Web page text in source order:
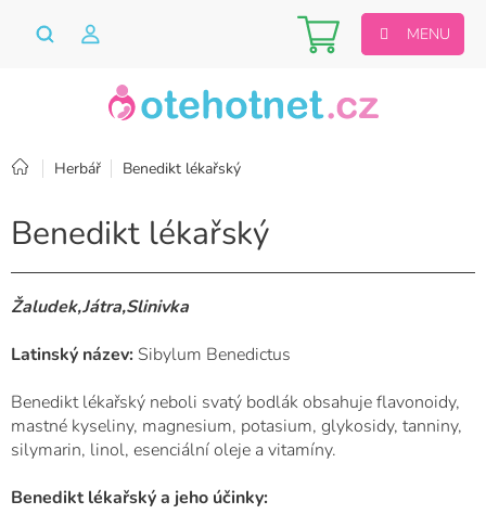
Nákupní
košík
DomůHerbář Benedikt lékařský
Benedikt lékařský
Žaludek,Játra,Slinivka
Latinský název: Sibylum Benedictus
Benedikt lékařský neboli svatý bodlák obsahuje flavonoidy,
mastné kyseliny, magnesium, potasium, glykosidy, tanniny,
silymarin, linol, esenciální oleje a vitamíny.
Benedikt lékařský a jeho účinky: